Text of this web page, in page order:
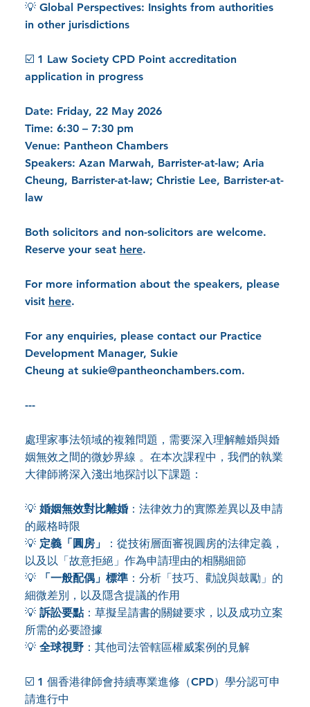
💡 Global Perspectives: Insights from authorities
in other jurisdictions
☑️ 1 Law Society CPD Point accreditation
application in progress
Date: Friday, 22 May 2026
Time: 6:30 – 7:30 pm
Venue: Pantheon Chambers
Speakers: Azan Marwah, Barrister-at-law; Aria
Cheung, Barrister-at-law; Christie Lee, Barrister-at-
law
Both solicitors and non-solicitors are welcome.
Reserve your seat here.
For more information about the speakers, please
visit here.
For any enquiries, please contact our Practice
Development Manager, Sukie
Cheung at sukie@pantheonchambers.com.
---
處理家事法領域的複雜問題，需要深入理解離婚與婚
姻無效之間的微妙界線 。在本次課程中，我們的執業
大律師將深入淺出地探討以下課題：
💡 婚姻無效對比離婚：法律效力的實際差異以及申請
的嚴格時限
💡 定義「圓房」
：從技術層面審視圓房的法律定義，
以及以「故意拒絕」作為申請理由的相關細節
💡
「一般配偶」標準：分析「技巧、勸說與鼓勵」的
細微差別，以及隱含提議的作用
💡 訴訟要點：草擬呈請書的關鍵要求，以及成功立案
所需的必要證據
💡 全球視野：其他司法管轄區權威案例的見解
☑️ 1 個香港律師會持續專業進修（CPD）學分認可申
請進行中